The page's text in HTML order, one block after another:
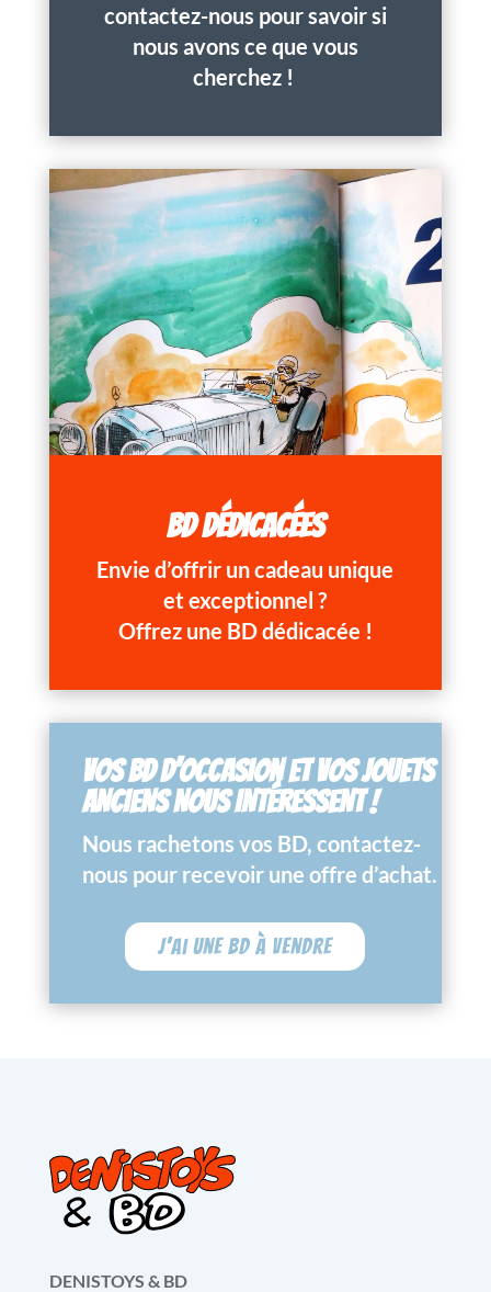
contactez-nous pour savoir si
nous avons ce que vous
cherchez !
BD DÉDICACÉES
Envie d’offrir un cadeau unique
et exceptionnel ?
Offrez une BD dédicacée !
VOS BD D’OCCASION ET VOS JOUETS
ANCIENS NOUS INTÉRESSENT !
Nous rachetons vos BD, contactez-
nous pour recevoir une offre d’achat.
J'ai une BD à vendre
DENISTOYS & BD